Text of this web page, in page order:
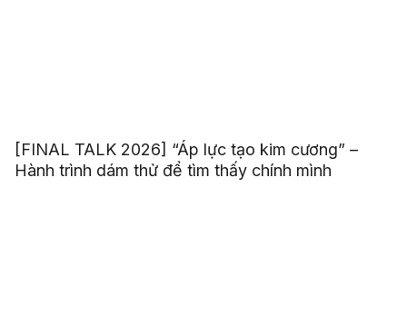
[FINAL TALK 2026] “Áp lực tạo kim cương” –
Hành trình dám thử để tìm thấy chính mình